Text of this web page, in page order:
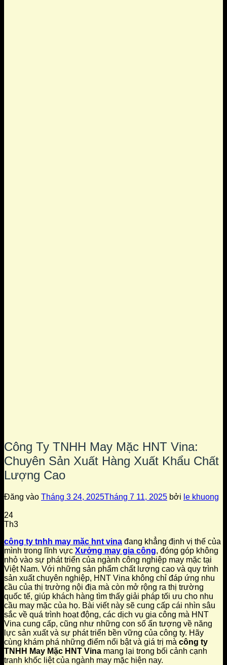
Công Ty TNHH May Mặc HNT Vina:
Chuyên Sản Xuất Hàng Xuất Khẩu Chất
Lượng Cao
Đăng vào Tháng 3 24, 2025Tháng 7 11, 2025 bởi le khuong
24
Th3
công ty tnhh may mặc hnt vina đang khẳng định vị thế của
mình trong lĩnh vực Xưởng may gia công, đóng góp không
nhỏ vào sự phát triển của ngành công nghiệp may mặc tại
Việt Nam. Với những sản phẩm chất lượng cao và quy trình
sản xuất chuyên nghiệp, HNT Vina không chỉ đáp ứng nhu
cầu của thị trường nội địa mà còn mở rộng ra thị trường
quốc tế, giúp khách hàng tìm thấy giải pháp tối ưu cho nhu
cầu may mặc của họ. Bài viết này sẽ cung cấp cái nhìn sâu
sắc về quá trình hoạt động, các dịch vụ gia công mà HNT
Vina cung cấp, cũng như những con số ấn tượng về năng
lực sản xuất và sự phát triển bền vững của công ty. Hãy
cùng khám phá những điểm nổi bật và giá trị mà công ty
TNHH May Mặc HNT Vina mang lại trong bối cảnh cạnh
tranh khốc liệt của ngành may mặc hiện nay.